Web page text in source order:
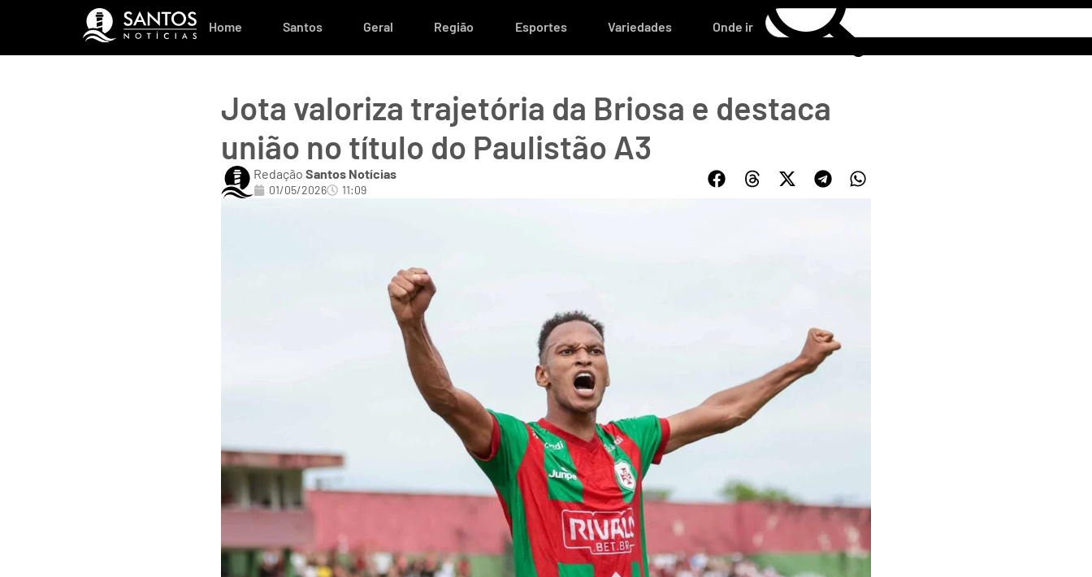
Home Santos Geral Região Esportes Variedades Onde ir
Jota valoriza trajetória da Briosa e destaca
união no título do Paulistão A3
Redação Santos Notícias
01/05/2026 11:09